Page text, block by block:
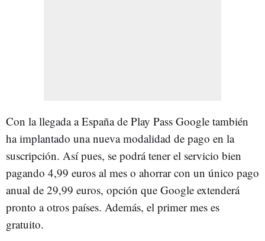
Con la llegada a España de Play Pass Google también
ha implantado una nueva modalidad de pago en la
suscripción. Así pues, se podrá tener el servicio bien
pagando 4,99 euros al mes o ahorrar con un único pago
anual de 29,99 euros, opción que Google extenderá
pronto a otros países. Además, el primer mes es
gratuito.